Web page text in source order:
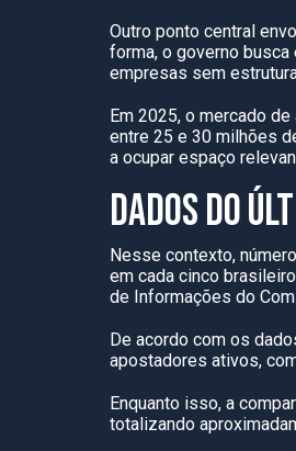
Outro ponto central
forma, o governo
empresas sem
Em 2025, o mercado
entre 25 e 30 milhões
a ocupar espaço
DADOS DO
Nesse contexto,
em cada cinco
de Informações do
De acordo com os
apostadores ativos,
Enquanto isso, a
totalizando